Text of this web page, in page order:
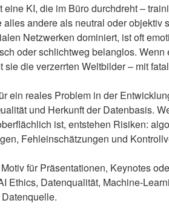
eine KI, die im Büro durchdreht –
alles andere als neutral oder objektiv
Netzwerken dominiert, ist oft
oder schlichtweg belanglos. Wenn
sie die verzerrten Weltbilder – mit
ein reales Problem in der
und Herkunft der Datenbasis.
ist, entstehen Risiken:
Fehleinschätzungen und
für Präsentationen, Keynotes
Ethics, Datenqualität, Machine-